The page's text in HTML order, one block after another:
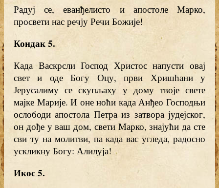
Радуј се, еванђелисто и апостоле Марко,
просвети нас речју Речи Божије!
Кондак 5.
Када Васкрсли Господ Христос напусти овај
свет и оде Богу Оцу, први Хришћани у
Јерусалиму се скупљаху у дому твоје свете
мајке Марије. И оне ноћи када Анђео Господњи
ослободи апостола Петра из затвора јудејског,
он дође у ваш дом, свети Марко, знајући да сте
сви ту на молитви, па када вас угледа, радосно
ускликну Богу: Алилуја!
Икос 5.